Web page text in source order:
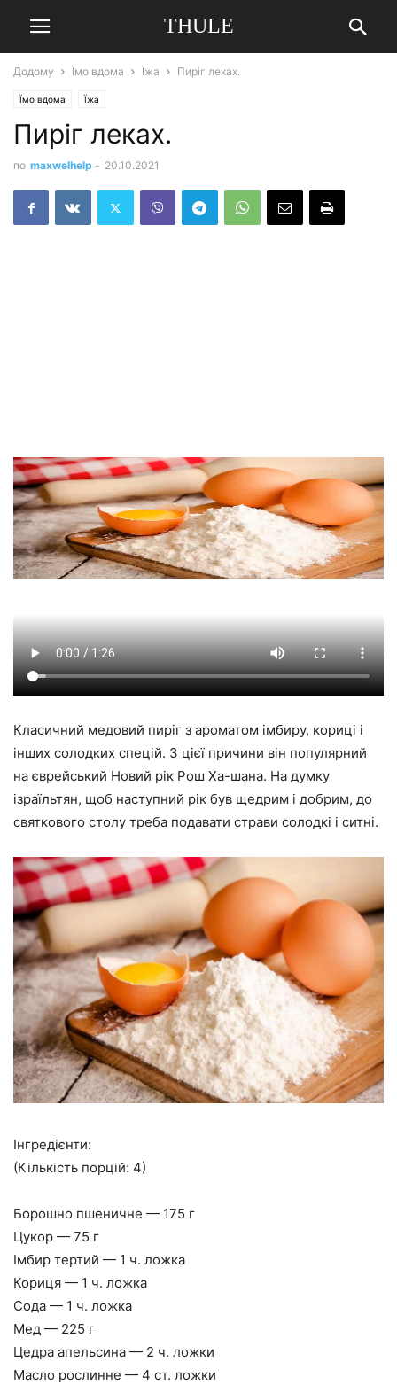
THULE
Додому Їмо вдома Їжа Пиріг леках.
Їмо вдома Їжа
Пиріг леках.
по maxwelhelp - 20.10.2021
Класичний медовий пиріг з ароматом імбиру, кориці і
інших солодких спецій. З цієї причини він популярний
на єврейський Новий рік Рош Ха-шана. На думку
ізраїльтян, щоб наступний рік був щедрим і добрим, до
святкового столу треба подавати страви солодкі і ситні.
Інгредієнти:
(Кількість порцій: 4)
Борошно пшеничне — 175 г
Цукор — 75 г
Імбир тертий — 1 ч. ложка
Кориця — 1 ч. ложка
Сода — 1 ч. ложка
Мед — 225 г
Цедра апельсина — 2 ч. ложки
Масло рослинне — 4 ст. ложки